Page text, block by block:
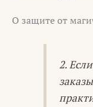
О защите от
2.